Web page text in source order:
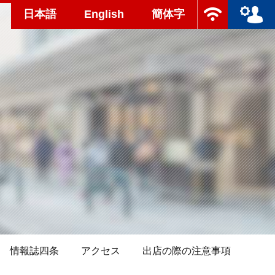
日本語 English 簡体字
情報誌四条 アクセス 出店の際の注意事項